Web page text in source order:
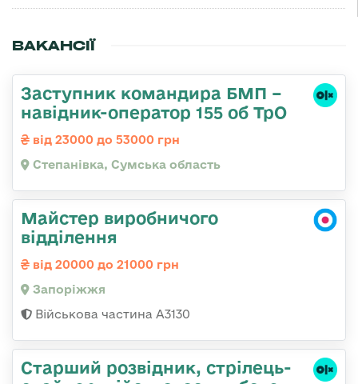
ВАКАНСІЇ
Заступник командира БМП –
навідник-оператор 155 об ТрО
від 23000 до 53000 грн
Степанівка, Сумська область
Майстер виробничого
відділення
від 20000 до 21000 грн
Запоріжжя
Військова частина А3130
Стаpший pозвідник, стрілець-